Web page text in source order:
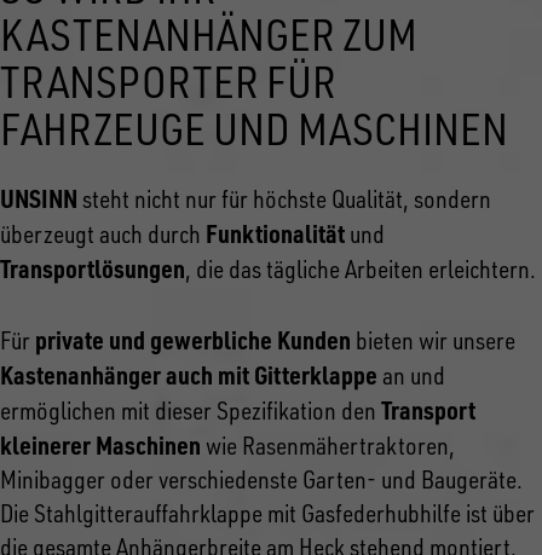
KASTENANHÄNGER ZUM
TRANSPORTER FÜR
FAHRZEUGE UND MASCHINEN
UNSINN steht nicht nur für höchste Qualität, sondern
überzeugt auch durch Funktionalität und
Transportlösungen, die das tägliche Arbeiten erleichtern.
Für private und gewerbliche Kunden bieten wir unsere
Kastenanhänger auch mit Gitterklappe an und
ermöglichen mit dieser Spezifikation den Transport
kleinerer Maschinen wie Rasenmähertraktoren,
Minibagger oder verschiedenste Garten- und Baugeräte.
Die Stahlgitterauffahrklappe mit Gasfederhubhilfe ist über
die gesamte Anhängerbreite am Heck stehend montiert.